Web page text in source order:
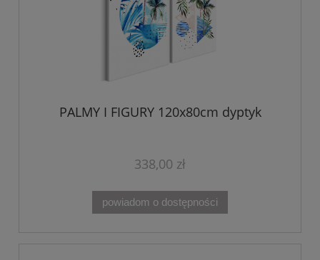
PALMY I FIGURY 120x80cm dyptyk
338,00 zł
powiadom o dostępności